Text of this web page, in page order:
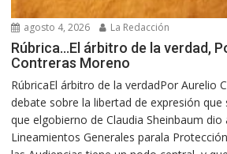
agosto 4, 2026 La Redacción
Rúbrica…El árbitro de la verdad,
Contreras Moreno
RúbricaEl árbitro de la verdadPor Aurelio
debate sobre la libertad de expresión
que elgobierno de Claudia Sheinbaum dio
Lineamientos Generales parala